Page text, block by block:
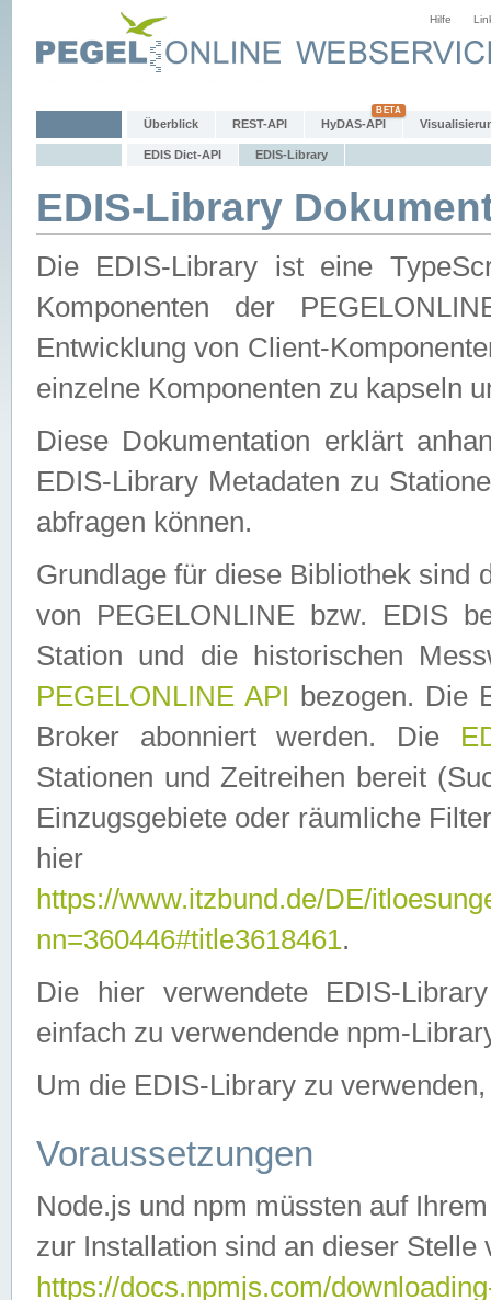
Hilfe
Überblick REST-API HyDAS-API
EDIS Dict-API EDIS-Library
EDIS-Library
Die EDIS-Library ist eine
Komponenten der
Entwicklung von Client-
einzelne Komponenten zu kapseln
Diese Dokumentation erklärt
EDIS-Library Metadaten zu
abfragen können.
Grundlage für diese Bibliothek sind
von PEGELONLINE bzw. EDIS
Station und die historischen
PEGELONLINE API bezogen. Die
Broker abonniert werden. Die
Stationen und Zeitreihen bereit
Einzugsgebiete oder räumliche
hier
https://www.itzbund.de/DE/
nn=360446#title3618461.
Die hier verwendete EDIS-
einfach zu verwendende npm-
Um die EDIS-Library zu
Voraussetzungen
Node.js und npm müssten auf
zur Installation sind an dieser Stelle
https://docs.npmjs.com/